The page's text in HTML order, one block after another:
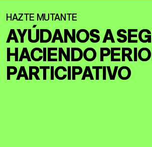
AYÚDANOS A
HACIENDO
PARTICIPATIVO